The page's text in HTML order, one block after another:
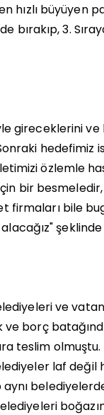
hızlı büyüyen
bırakıp, 3.
gireceklerini
hedefimiz
özlemle
bir besmeledir,
firmaları bile
ve
ve borç
teslim
laf
aynı